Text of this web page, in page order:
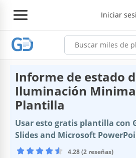
Iniciar
Informe de estado
Iluminación
Plantilla
Usar esto gratis plantilla con
Slides and Microsoft
4.28 (2 reseñas)